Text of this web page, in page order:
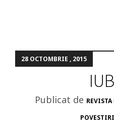
28 OCTOMBRIE , 2015
Publicat de